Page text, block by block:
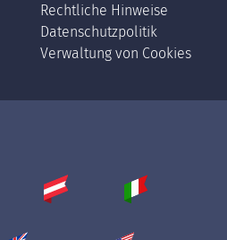
Rechtliche Hinweise
Datenschutzpolitik
Verwaltung von Cookies